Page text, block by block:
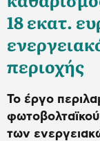
18 εκατ.
περιοχής
Το έργο
των